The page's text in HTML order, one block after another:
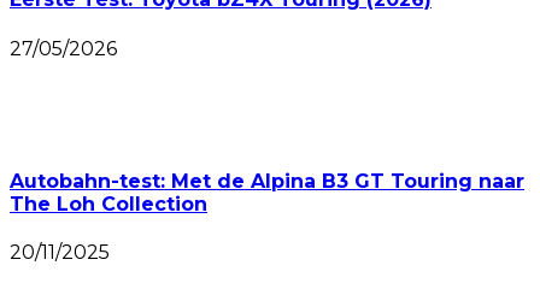
27/05/2026
Autobahn-test: Met de Alpina B3 GT Touring naar
The Loh Collection
20/11/2025